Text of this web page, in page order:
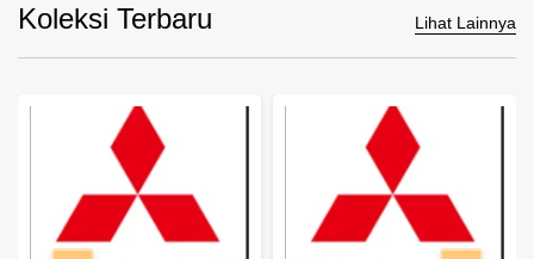
Koleksi Terbaru Lihat Lainnya